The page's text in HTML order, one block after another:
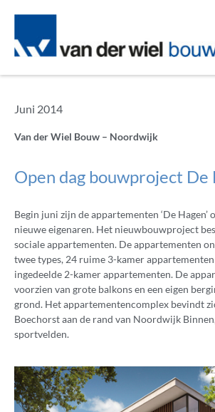
Juni 2014
Van der Wiel Bouw – Noordwijk
Open dag bouwproject De
Begin juni zijn de appartementen ‘De Hagen’
nieuwe eigenaren. Het nieuwbouwproject
sociale appartementen. De appartementen
twee types, 24 ruime 3-kamer
ingedeelde 2-kamer appartementen. De
voorzien van grote balkons en een eigen
grond. Het appartementencomplex bevindt
Boechorst aan de rand van Noordwijk
sportvelden.